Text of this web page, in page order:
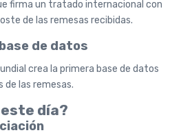
firma un tratado internacional con
de las remesas recibidas.
de datos
crea la primera base de datos
de las remesas.
día?